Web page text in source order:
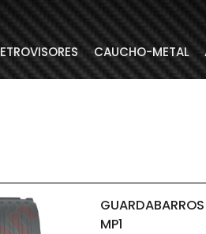
CAUCHO-METAL
MP1